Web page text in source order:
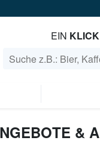
EIN KLICK
&